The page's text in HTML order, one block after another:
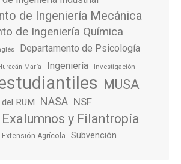
de Ingeniería Mecánica
de Ingeniería Química
Departamento de Psicología
María Ingeniería Investigación
MUSA
RUM NASA NSF
y Filantropía
Extensión Agrícola Subvención